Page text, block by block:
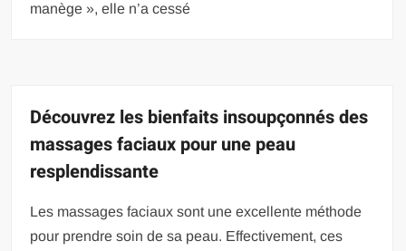
manège », elle n’a cessé
Découvrez les bienfaits insoupçonnés des
massages faciaux pour une peau
resplendissante
Les massages faciaux sont une excellente méthode
pour prendre soin de sa peau. Effectivement, ces